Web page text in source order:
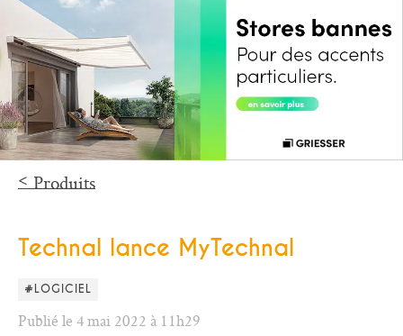
Produits
Technal lance MyTechnal
#LOGICIEL
Publié le 4 mai 2022 à 11h29